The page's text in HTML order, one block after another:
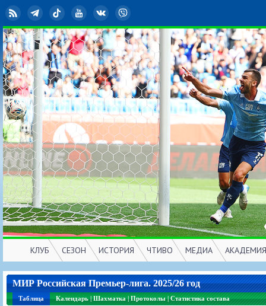
RSS TelegramTikTok YouTubeВКонтакте
КЛУБ
Игроки
Тренерско-административный состав
Руководство
СЕЗОН
РПЛ
Календарь
Таблица
ИСТОРИЯ
Чемпионат СССР
Кубок СССР
Чемпионат России
ЧТИВО
Пресса
Книги
МЕДИА
Фото
Крылья Советов -
Трансляции матчей
АКАДЕМИЯ
МИР Российская Премьер-лига. 2025/26 год
Таблица Календарь|Шахматка|Протоколы|Статистика состава